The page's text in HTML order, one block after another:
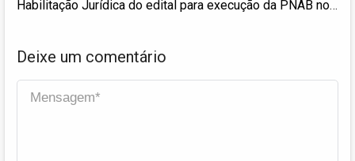
Habilitação Jurídica do edital para execução da PNAB nos
Deixe um comentário